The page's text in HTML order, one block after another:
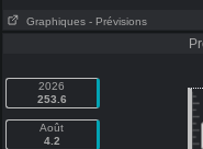
Graphiques - Prévisions
2026
253.6
Août
4.2